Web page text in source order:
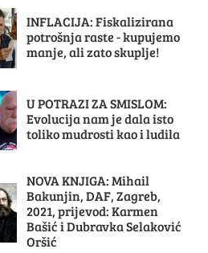
INFLACIJA: Fiskalizirana
potrošnja raste - kupujemo
manje, ali zato skuplje!
U POTRAZI ZA SMISLOM:
Evolucija nam je dala isto
toliko mudrosti kao i ludila
NOVA KNJIGA: Mihail
Bakunjin, DAF, Zagreb,
2021, prijevod: Karmen
Bašić i Dubravka Selaković
Oršić